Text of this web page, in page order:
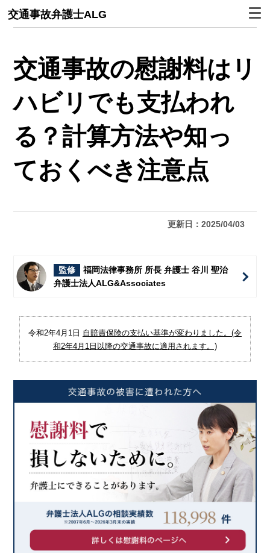
交通事故弁護士ALG
交通事故の慰謝料はリ
ハビリでも支払われ
る？計算方法や知っ
ておくべき注意点
更新日：2025/04/03
監修
福岡法律事務所 所長 弁護士 谷川 聖治
弁護士法人ALG&Associates
令和2年4月1日 自賠責保険の支払い基準が変わりました。(令
和2年4月1日以降の交通事故に適用されます。)